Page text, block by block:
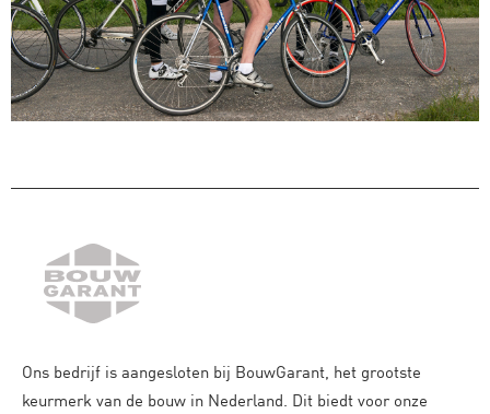
Ons bedrijf is aangesloten bij BouwGarant, het grootste
keurmerk van de bouw in Nederland. Dit biedt voor onze